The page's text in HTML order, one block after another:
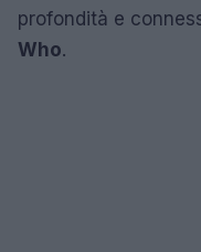
profondità e
Who.